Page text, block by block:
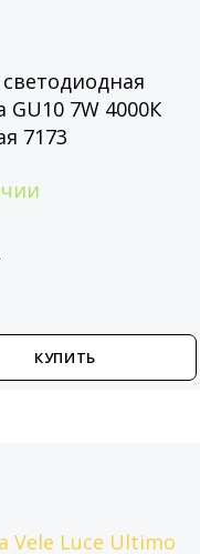
7W 4000К
КУПИТЬ